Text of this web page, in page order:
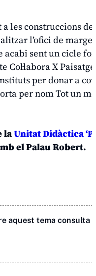
les construccions de
l’ofici de
acabi sent un cicle
Col·labora X Paisatge
per donar a
per nomTot un
laUnitat Didàctica
el Palau Robert.
aquest tema consulta